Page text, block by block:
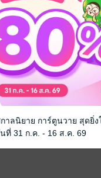
กาลนิยาย การ์ตูนวาย สุดยิ่
ที่ 31 ก.ค. - 16 ส.ค. 69